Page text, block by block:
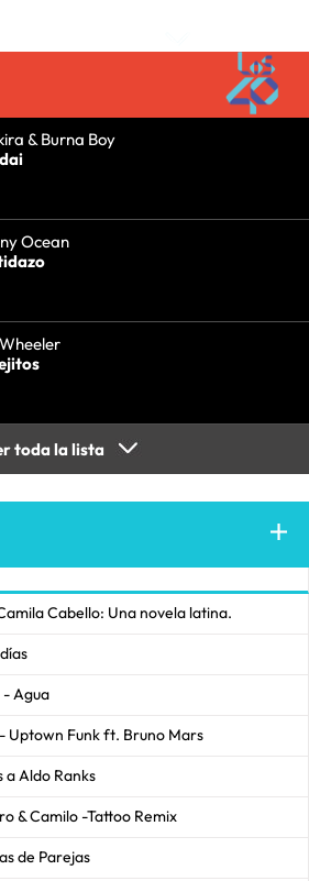
& Burna Boy
Ocean
toda la lista
Cabello: Una novela latina.
- Agua
Uptown Funk ft. Bruno Mars
a Aldo Ranks
& Camilo -Tattoo Remix
de Parejas